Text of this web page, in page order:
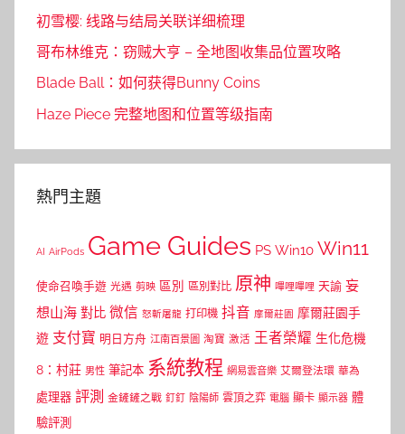
初雪樱: 线路与结局关联详细梳理
哥布林维克：窃贼大亨 – 全地图收集品位置攻略
Blade Ball：如何获得Bunny Coins
Haze Piece 完整地图和位置等级指南
熱門主題
AI AirPods Game Guides PS Win10 Win11
使命召喚手遊 光遇 剪映 區別 區別對比 原神 嗶哩嗶哩 天諭 妄
想山海 對比 微信 怒斬屠龍 打印機 抖音 摩爾莊園 摩爾莊園手
遊 支付寶 明日方舟 江南百景圖 淘寶 激活 王者榮耀 生化危機
8：村莊 男性 筆記本 系統教程 網易雲音樂 艾爾登法環 華為
處理器 評測 金鏟鏟之戰 釘釘 陰陽師 雲頂之弈 電腦 顯卡 顯示器 體
驗評測